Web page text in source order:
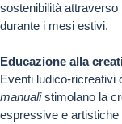
sostenibilità
durante i mesi estivi.
Educazione alla
Eventi ludico-ricreativi
manualistimolano la
espressive e artistiche